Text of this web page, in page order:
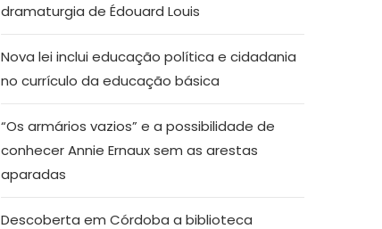
dramaturgia de Édouard Louis
Nova lei inclui educação política e cidadania
no currículo da educação básica
“Os armários vazios” e a possibilidade de
conhecer Annie Ernaux sem as arestas
aparadas
Descoberta em Córdoba a biblioteca